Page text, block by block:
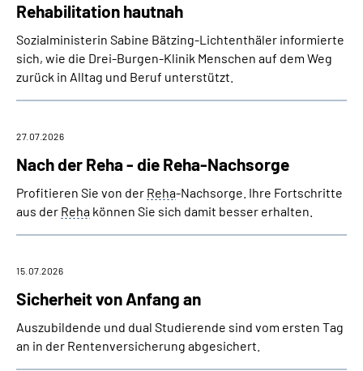
Rehabilitation hautnah
Sozialministerin Sabine Bätzing-Lichtenthäler informierte
sich, wie die Drei-Burgen-Klinik Menschen auf dem Weg
zurück in Alltag und Beruf unterstützt.
Nach der Reha - die Reha-Nachsorge
27.07.2026
Profitieren Sie von der Reha-Nachsorge. Ihre Fortschritte
aus der Reha können Sie sich damit besser erhalten.
Sicherheit von Anfang an
15.07.2026
Auszubildende und dual Studierende sind vom ersten Tag
an in der Rentenversicherung abgesichert.